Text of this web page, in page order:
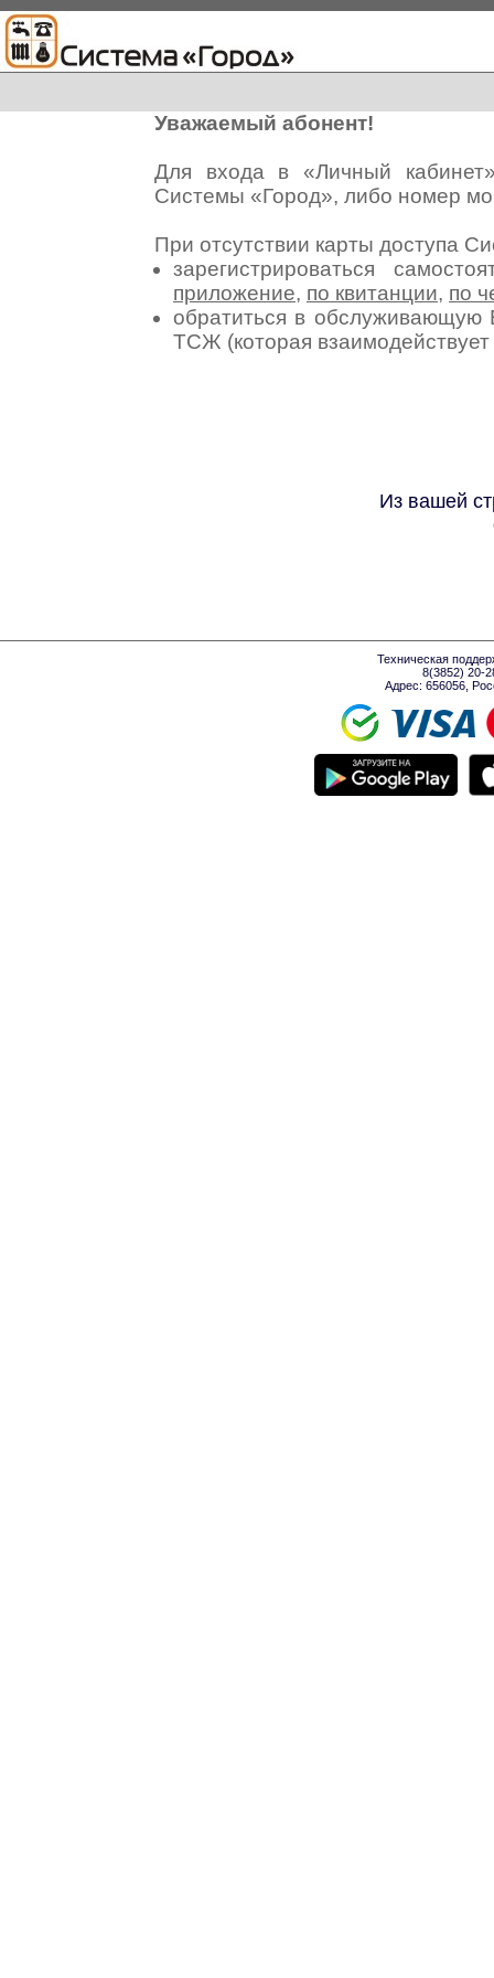
Уважаемый абонент!
Для входа в «Личный
Системы «Город», либо номер
При отсутствии карты доступа
зарегистрироваться
приложение, по квитанции, по
обратиться в
ТСЖ (которая
Из вашей
Техническая
8(3852) 20-
Адрес: 656056,